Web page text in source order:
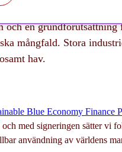
och en
mångfald. Stora
hav.
Blue Economy Finance
med signeringen sätter vi
användning av världens